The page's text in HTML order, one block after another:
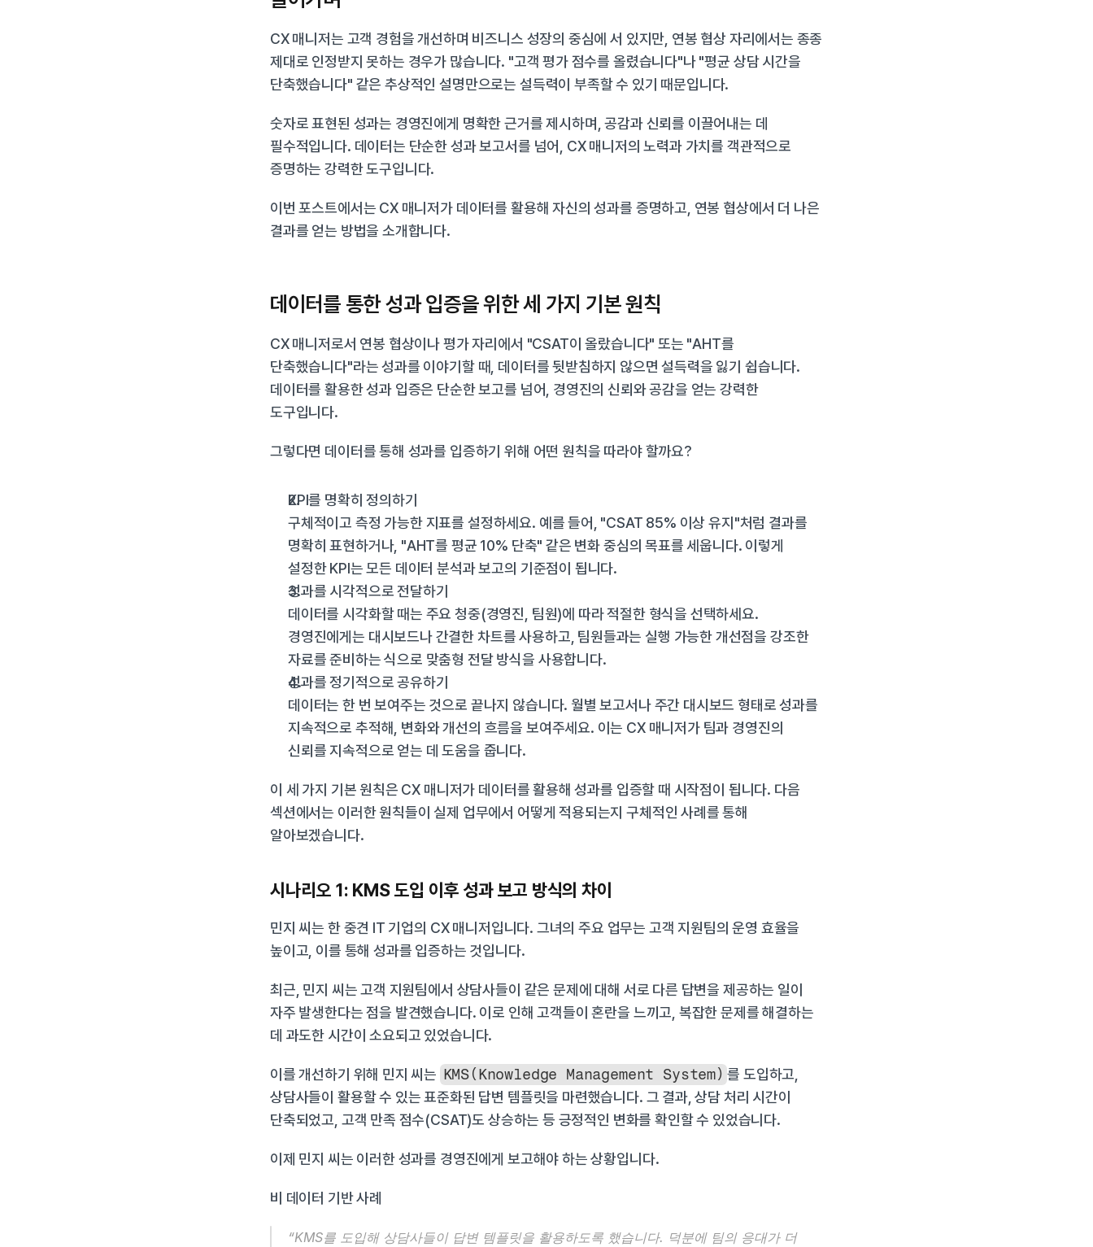
CX 매니저는 고객 경험을 개선하며 비즈니스 성장의 중심에 서 있지만, 연봉 협상 자리에서는 종종
제대로 인정받지 못하는 경우가 많습니다. "고객 평가 점수를 올렸습니다"나 "평균 상담 시간을
단축했습니다" 같은 추상적인 설명만으로는 설득력이 부족할 수 있기 때문입니다.
숫자로 표현된 성과는 경영진에게 명확한 근거를 제시하며, 공감과 신뢰를 이끌어내는 데
필수적입니다. 데이터는 단순한 성과 보고서를 넘어, CX 매니저의 노력과 가치를 객관적으로
증명하는 강력한 도구입니다.
이번 포스트에서는 CX 매니저가 데이터를 활용해 자신의 성과를 증명하고, 연봉 협상에서 더 나은
결과를 얻는 방법을 소개합니다.
데이터를 통한 성과 입증을 위한 세 가지 기본 원칙
CX 매니저로서 연봉 협상이나 평가 자리에서 "CSAT이 올랐습니다" 또는 "AHT를
단축했습니다"라는 성과를 이야기할 때, 데이터를 뒷받침하지 않으면 설득력을 잃기 쉽습니다.
데이터를 활용한 성과 입증은 단순한 보고를 넘어, 경영진의 신뢰와 공감을 얻는 강력한
도구입니다.
그렇다면 데이터를 통해 성과를 입증하기 위해 어떤 원칙을 따라야 할까요?
KPI를 명확히 정의하기
구체적이고 측정 가능한 지표를 설정하세요. 예를 들어, "CSAT 85% 이상 유지"처럼 결과를
명확히 표현하거나, "AHT를 평균 10% 단축" 같은 변화 중심의 목표를 세웁니다. 이렇게
설정한 KPI는 모든 데이터 분석과 보고의 기준점이 됩니다.
성과를 시각적으로 전달하기
데이터를 시각화할 때는 주요 청중(경영진, 팀원)에 따라 적절한 형식을 선택하세요.
경영진에게는 대시보드나 간결한 차트를 사용하고, 팀원들과는 실행 가능한 개선점을 강조한
자료를 준비하는 식으로 맞춤형 전달 방식을 사용합니다.
성과를 정기적으로 공유하기
데이터는 한 번 보여주는 것으로 끝나지 않습니다. 월별 보고서나 주간 대시보드 형태로 성과를
지속적으로 추적해, 변화와 개선의 흐름을 보여주세요. 이는 CX 매니저가 팀과 경영진의
신뢰를 지속적으로 얻는 데 도움을 줍니다.
이 세 가지 기본 원칙은 CX 매니저가 데이터를 활용해 성과를 입증할 때 시작점이 됩니다. 다음
섹션에서는 이러한 원칙들이 실제 업무에서 어떻게 적용되는지 구체적인 사례를 통해
알아보겠습니다.
시나리오 1: KMS 도입 이후 성과 보고 방식의 차이
민지 씨는 한 중견 IT 기업의 CX 매니저입니다. 그녀의 주요 업무는 고객 지원팀의 운영 효율을
높이고, 이를 통해 성과를 입증하는 것입니다.
최근, 민지 씨는 고객 지원팀에서 상담사들이 같은 문제에 대해 서로 다른 답변을 제공하는 일이
자주 발생한다는 점을 발견했습니다. 이로 인해 고객들이 혼란을 느끼고, 복잡한 문제를 해결하는
데 과도한 시간이 소요되고 있었습니다.
이를 개선하기 위해 민지 씨는 KMS(Knowledge Management System) 를 도입하고,
상담사들이 활용할 수 있는 표준화된 답변 템플릿을 마련했습니다. 그 결과, 상담 처리 시간이
단축되었고, 고객 만족 점수(CSAT)도 상승하는 등 긍정적인 변화를 확인할 수 있었습니다.
이제 민지 씨는 이러한 성과를 경영진에게 보고해야 하는 상황입니다.
비 데이터 기반 사례
“KMS를 도입해 상담사들이 답변 템플릿을 활용하도록 했습니다. 덕분에 팀의 응대가 더